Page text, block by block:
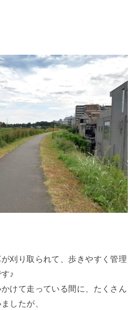
刈り取られて、歩きやすく管理
♪
けて走っている間に、たくさん
したが、